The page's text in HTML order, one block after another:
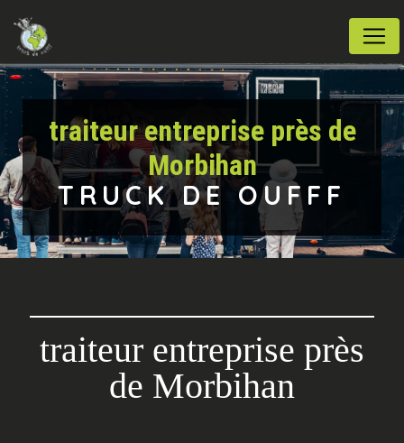
traiteur entreprise près de
Morbihan
TRUCK DE OUFFF
traiteur entreprise près
de Morbihan